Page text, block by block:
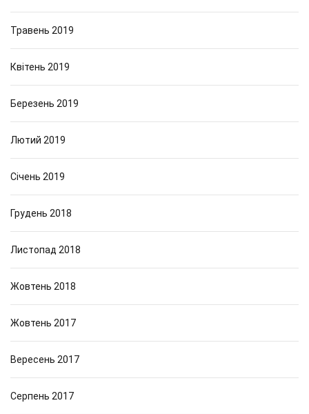
Травень 2019
Квітень 2019
Березень 2019
Лютий 2019
Січень 2019
Грудень 2018
Листопад 2018
Жовтень 2018
Жовтень 2017
Вересень 2017
Серпень 2017